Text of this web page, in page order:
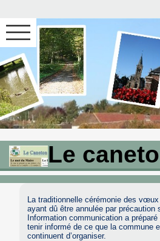
Le
La traditionnelle cérémonie des
ayant dû être annulée par précaution
Information communication a
tenir informé de ce que la commune
continuent d’organiser.